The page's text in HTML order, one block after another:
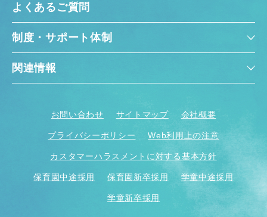
よくあるご質問
制度・サポート体制
関連情報
お問い合わせ サイトマップ 会社概要
プライバシーポリシー Web利用上の注意
カスタマーハラスメントに対する基本方針
保育園中途採用 保育園新卒採用 学童中途採用
学童新卒採用